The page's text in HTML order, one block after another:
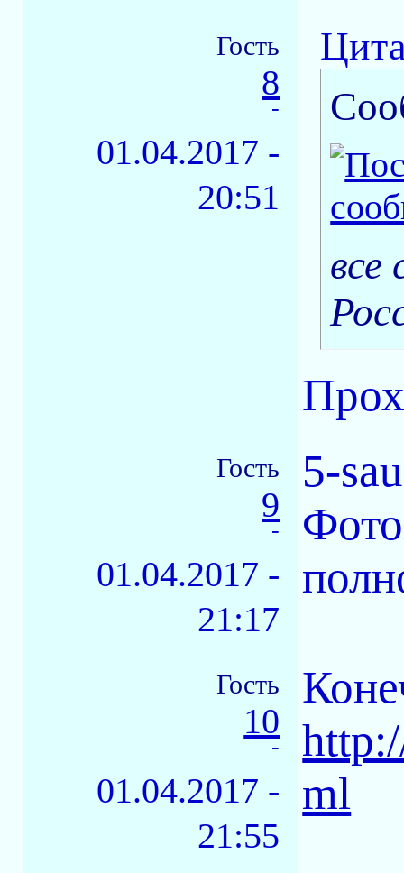
Гость
8
-
01.04.2017 -
20:51
все
Гость
9
-
01.04.2017 -
21:17
5-
Гость
10
-
01.04.2017 -
21:55
ml